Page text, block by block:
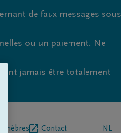
de faux messages sous
ou un paiement. Ne
jamais être totalement
Contact NL